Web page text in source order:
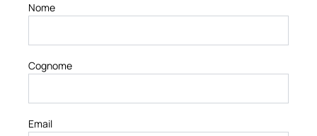
Nome
Cognome
Email